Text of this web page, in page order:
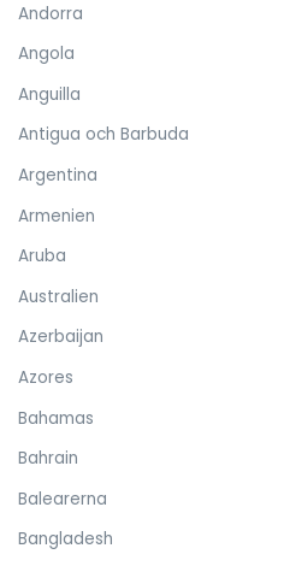
Andorra
Angola
Anguilla
Antigua och Barbuda
Argentina
Armenien
Aruba
Australien
Azerbaijan
Azores
Bahamas
Bahrain
Balearerna
Bangladesh